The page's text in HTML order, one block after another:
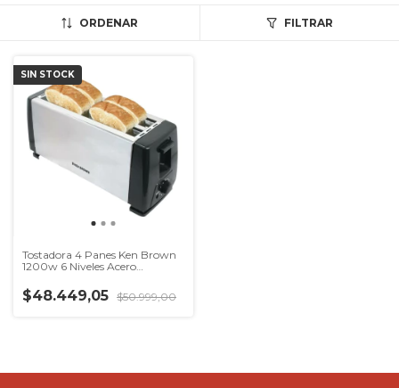
ORDENAR FILTRAR
SIN STOCK
Tostadora 4 Panes Ken Brown
1200w 6 Niveles Acero
$48.449,05 $50.999,00